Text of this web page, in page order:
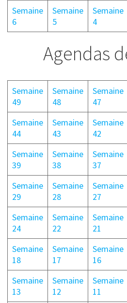
Semaine
6
Semaine
5
Semaine
4
Agendas
Semaine
49
Semaine
48
Semaine
47
Semaine
44
Semaine
43
Semaine
42
Semaine
39
Semaine
38
Semaine
37
Semaine
29
Semaine
28
Semaine
27
Semaine
24
Semaine
22
Semaine
21
Semaine
18
Semaine
17
Semaine
16
Semaine
13
Semaine
12
Semaine
11